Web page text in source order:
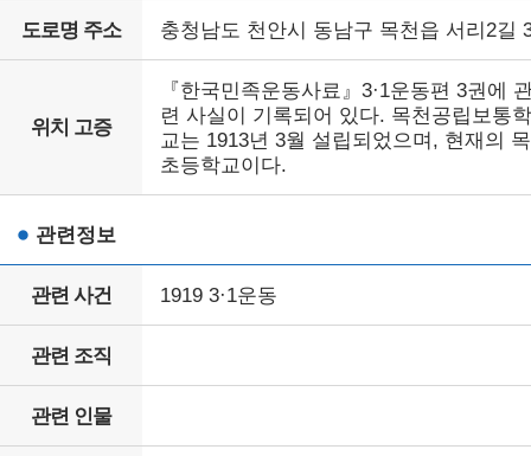
도로명 주소 충청남도 천안시 동남구 목천읍 서리2길
위치 고증
『한국민족운동사료』3·1운동편 3권에
련 사실이 기록되어 있다. 목천공립보통학
교는 1913년 3월 설립되었으며, 현재의
초등학교이다.
관련정보
관련 사건 1919 3·1운동
관련 조직
관련 인물